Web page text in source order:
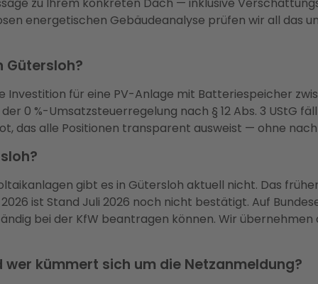
zu Ihrem konkreten Dach — inklusive
energetischen Gebäudeanalyse prüfen wir all das
Gütersloh?
Investition für eine PV-Anlage mit Batteriespeicher
0 %-Umsatzsteuerregelung nach § 12 Abs. 3 UStG
das alle Positionen transparent ausweist — ohne
gibt es in Gütersloh aktuell nicht. Das
ist Stand Juli 2026 noch nicht bestätigt. Auf
bei der KfW beantragen können. Wir
kümmert sich um die Netzanmeldung?